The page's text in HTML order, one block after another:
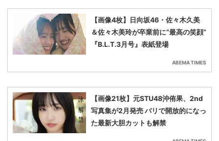
【画像4枚】日向坂46・佐々木久美
＆佐々木美玲が卒業前に“最高の笑顔”
『B.L.T.3月号』表紙登場
ABEMA TIMES
【画像21枚】元STU48沖侑果、2nd
写真集が2月発売 バリで開放的になっ
た最新大胆カットも解禁